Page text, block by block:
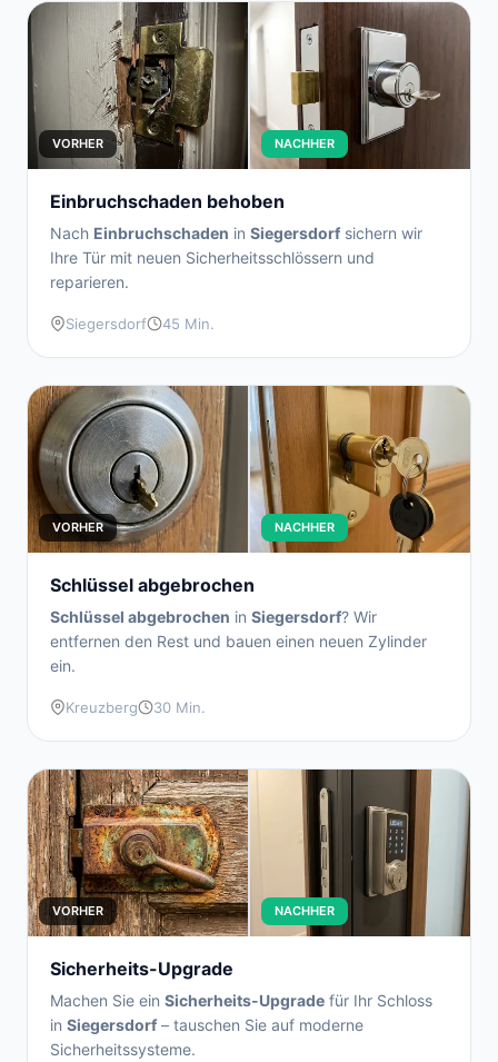
VORHER NACHHER
Einbruchschaden behoben
Nach Einbruchschaden in Siegersdorf sichern wir
Ihre Tür mit neuen Sicherheitsschlössern und
reparieren.
Siegersdorf 45 Min.
VORHER NACHHER
Schlüssel abgebrochen
Schlüssel abgebrochen in Siegersdorf? Wir
entfernen den Rest und bauen einen neuen Zylinder
ein.
Kreuzberg 30 Min.
VORHER NACHHER
Sicherheits-Upgrade
Machen Sie ein Sicherheits-Upgrade für Ihr Schloss
in Siegersdorf – tauschen Sie auf moderne
Sicherheitssysteme.